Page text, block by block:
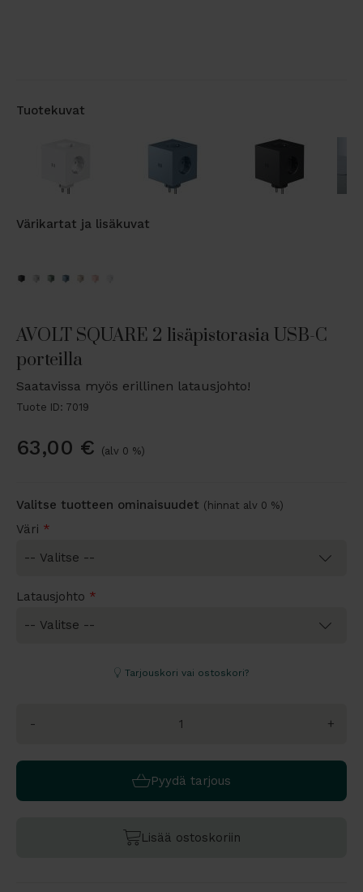
Tuotekuvat
Värikartat ja lisäkuvat
AVOLT SQUARE 2 lisäpistorasia USB-C
porteilla
Saatavissa myös erillinen latausjohto!
Tuote ID: 7019
63,00 € (alv 0 %)
Valitse tuotteen ominaisuudet (hinnat alv 0 %)
Väri *
Latausjohto *
Tarjouskori vai ostoskori?
- +
Pyydä tarjous
Lisää ostoskoriin